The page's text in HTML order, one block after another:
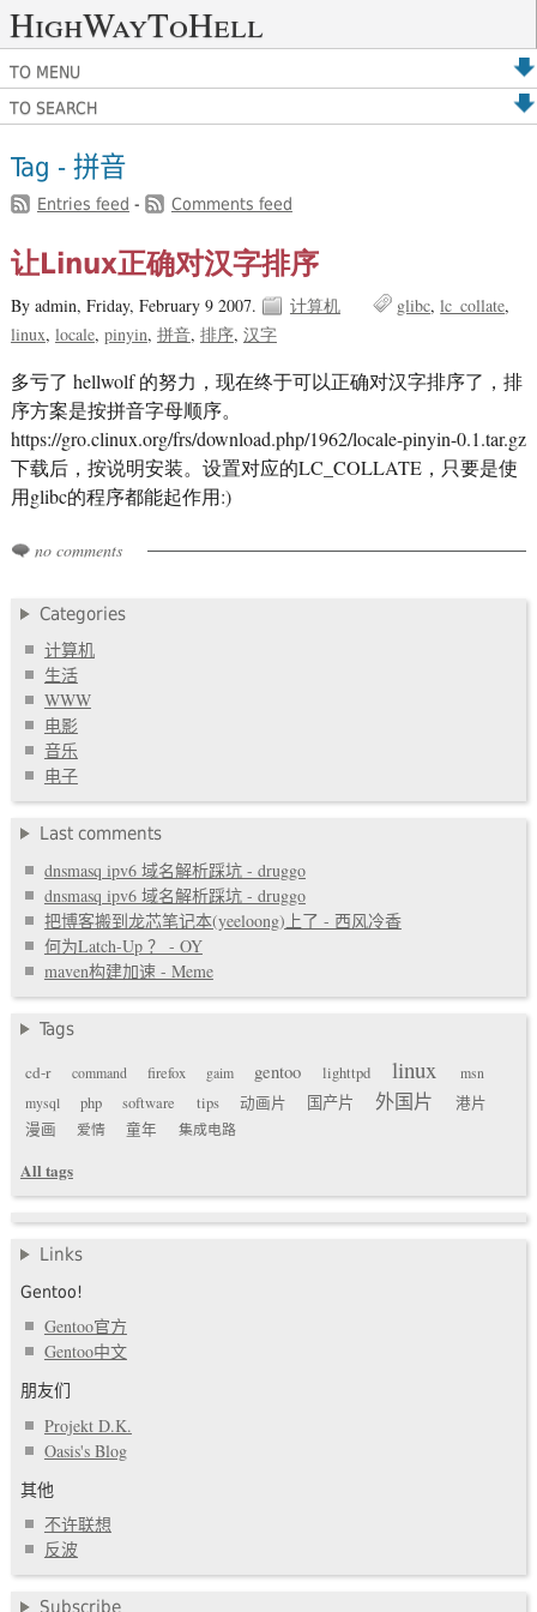
HighWayToHell
TO MENU
TO SEARCH
Tag - 拼音
Entries feed - Comments feed
让Linux正确对汉字排序
By admin, Friday, February 9 2007. 计算机 glibc lc_collate
linux locale pinyin 拼音 排序 汉字
多亏了 hellwolf 的努力，现在终于可以正确对汉字排序了，排
序方案是按拼音字母顺序。
https://gro.clinux.org/frs/download.php/1962/locale-pinyin-0.1.tar.gz
下载后，按说明安装。设置对应的LC_COLLATE，只要是使
用glibc的程序都能起作用:)
no comments
Categories
计算机
生活
WWW
电影
音乐
电子
Last comments
dnsmasq ipv6 域名解析踩坑 - druggo
dnsmasq ipv6 域名解析踩坑 - druggo
把博客搬到龙芯笔记本(yeeloong)上了 - 西风冷香
何为Latch-Up ？ - OY
maven构建加速 - Meme
Tags
cd-r
command firefox gaim gentoo lighttpd linux
msn
mysql
php software tips 动画片 国产片 外国片
港片
漫画
爱情 童年 集成电路
All tags
Links
Gentoo!
Gentoo官方
Gentoo中文
朋友们
Projekt D.K.
Oasis's Blog
其他
不许联想
反波
Subscribe